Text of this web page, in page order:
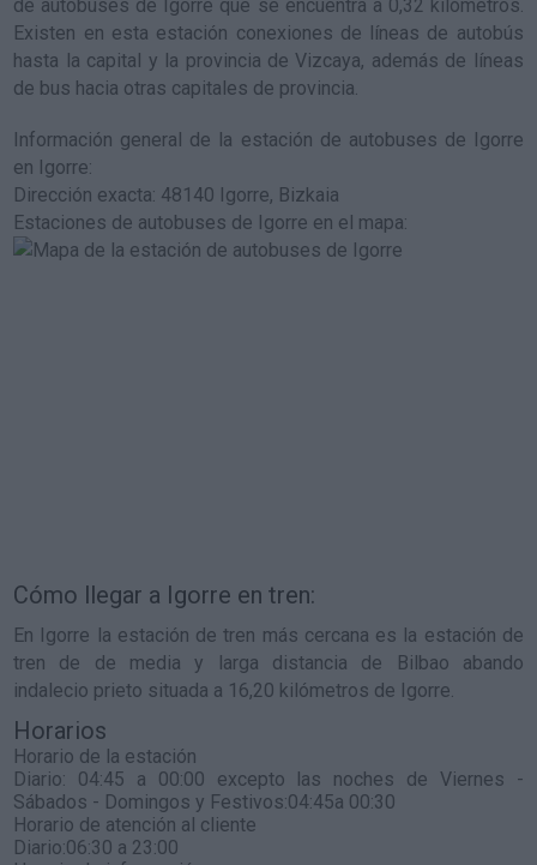
de autobuses de Igorre que se encuentra a 0,32 kilómetros.
Existen en esta estación conexiones de líneas de autobús
hasta la capital y la provincia de Vizcaya, además de líneas
de bus hacia otras capitales de provincia.
Información general de la estación de autobuses de Igorre
en Igorre:
Dirección exacta: 48140 Igorre, Bizkaia
Estaciones de autobuses de Igorre en el mapa:
Cómo llegar a Igorre en tren:
En Igorre la estación de tren más cercana es la estación de
tren de de media y larga distancia de Bilbao abando
indalecio prieto situada a 16,20 kilómetros de Igorre.
Horarios
Horario de la estación
Diario: 04:45 a 00:00 excepto las noches de Viernes -
Sábados - Domingos y Festivos:04:45a 00:30
Horario de atención al cliente
Diario:06:30 a 23:00